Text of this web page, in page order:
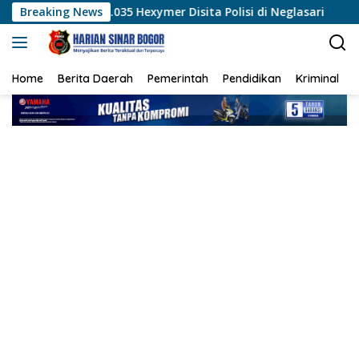
Langsung
ke
konten
Breaking News
Hexymer Disita Polisi di Neglasari Kemnaker
Home Berita Daerah Pemerintah Pendidikan Kriminal